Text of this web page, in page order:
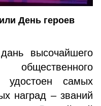
День героев
высочайшего
общественного
самых
наград – званий